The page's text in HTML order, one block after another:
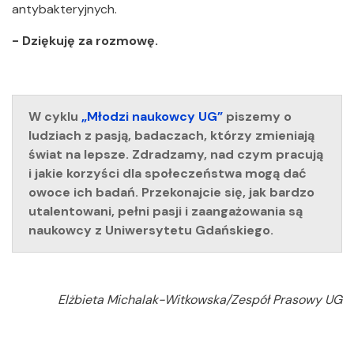
antybakteryjnych.
- Dziękuję za rozmowę.
W cyklu „Młodzi naukowcy UG” piszemy o
ludziach z pasją, badaczach, którzy zmieniają
świat na lepsze. Zdradzamy, nad czym pracują
i jakie korzyści dla społeczeństwa mogą dać
owoce ich badań. Przekonajcie się, jak bardzo
utalentowani, pełni pasji i zaangażowania są
naukowcy z Uniwersytetu Gdańskiego.
Elżbieta Michalak-Witkowska/Zespół Prasowy UG